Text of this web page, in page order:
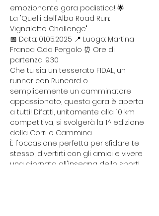
emozionante gara podistica! 🌟
La "Quelli dell'Alba Road Run:
Vignaletto Challenge"
📅 Data: 01.05.2025 📍 Luogo: Martina
Franca C.da Pergolo ⏰ Ore di
partenza: 9.30
Che tu sia un tesserato FIDAL, un
runner con Runcard o
semplicemente un camminatore
appassionato, questa gara è aperta
a tutti! Difatti, unitamente alla 10 km
competitiva, si svolgerà la 1^ edizione
della Corri e Cammina.
È l'occasione perfetta per sfidare te
stesso, divertirti con gli amici e vivere
una giornata all'insegna dello sport!